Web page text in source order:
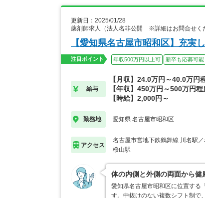
更新日：2025/01/28
薬剤師求人（法人名非公開 ※詳細はお問合せく
【愛知県名古屋市昭和区】充実
注目ポイント 年収500万円以上可 新卒も応募可能
給与
【月収】24.0万円～40.0万円
【年収】450万円～500万円
【時給】2,000円～
勤務地 愛知県 名古屋市昭和区
アクセス
名古屋市営地下鉄鶴舞線 川名駅
桜山駅
体の内側と外側の両面から健
愛知県名古屋市昭和区に位置する
す。中抜けのない複数シフト制で